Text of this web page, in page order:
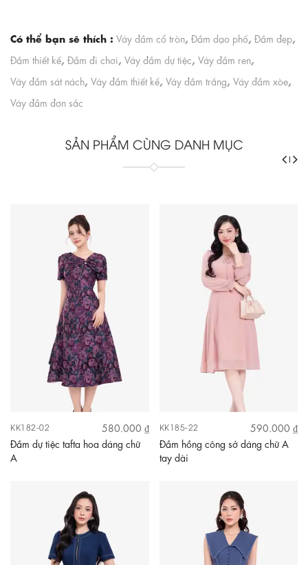
Có thể bạn sẽ thích : Váy đầm cổ tròn, Đầm dạo phố, Đầm đẹp,
Đầm thiết kế, Đầm đi chơi, Váy đầm dự tiệc, Váy đầm ren,
Váy đầm sát nách, Váy đầm thiết kế, Váy đầm trắng, Váy đầm xòe,
Váy đầm đơn sắc
SẢN PHẨM CÙNG DANH MỤC
KK182-02
580.000 ₫
Đầm dự tiệc tafta hoa dáng chữ
A
KK185-22
590.000 ₫
Đầm hồng công sở dáng chữ A
tay dài